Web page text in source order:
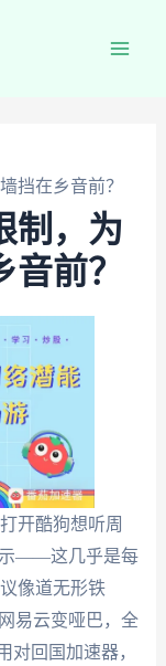
挡在乡音前？
制，为
前？
开酷狗想听周
示——这几乎是每
像道无形铁
易云变哑巴，全
对回国加速器，